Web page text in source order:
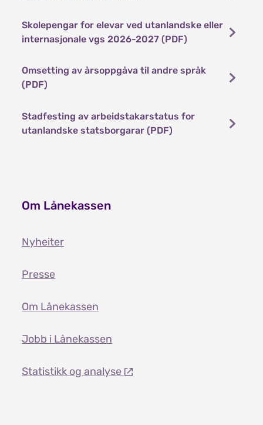
Skolepengar for elevar ved utanlandske eller
internasjonale vgs 2026-2027 (PDF)
Omsetting av årsoppgåva til andre språk
(PDF)
Stadfesting av arbeidstakarstatus for
utanlandske statsborgarar (PDF)
Om Lånekassen
Nyheiter
Presse
Om Lånekassen
Jobb i Lånekassen
Statistikk og analyse